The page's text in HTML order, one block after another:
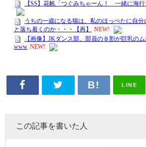
LINE
この記事を書いた人